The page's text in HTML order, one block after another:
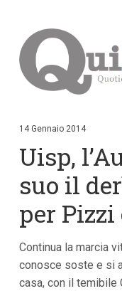
i
i
c
n
e
t
p
r
14 Gennaio 2014
Uisp,
suo il
per
Continua la marcia
conosce soste e si
casa, con il temibile